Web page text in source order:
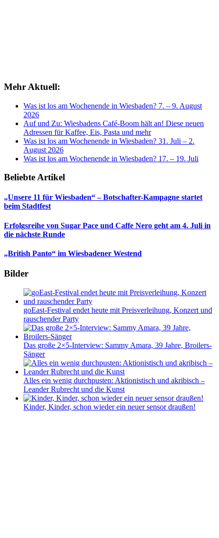
Mehr Aktuell:
Was ist los am Wochenende in Wiesbaden? 7. – 9. August
2026
Auf und Zu: Wiesbadens Café-Boom hält an! Diese neuen
Adressen für Kaffee, Eis, Pasta und mehr
Was ist los am Wochenende in Wiesbaden? 31. Juli – 2.
August 2026
Was ist los am Wochenende in Wiesbaden? 17. – 19. Juli
Beliebte Artikel
„Unsere 11 für Wiesbaden“ – Botschafter-Kampagne startet
beim Stadtfest
Erfolgsreihe von Sugar Pace und Caffe Nero geht am 4. Juli in
die nächste Runde
„British Panto“ im Wiesbadener Westend
Bilder
goEast-Festival endet heute mit Preisverleihung, Konzert und
rauschender Party
Das große 2×5-Interview: Sammy Amara, 39 Jahre, Broilers-
Sänger
Alles ein wenig durchpusten: Aktionistisch und akribisch –
Leander Rubrecht und die Kunst
Kinder, Kinder, schon wieder ein neuer sensor draußen!